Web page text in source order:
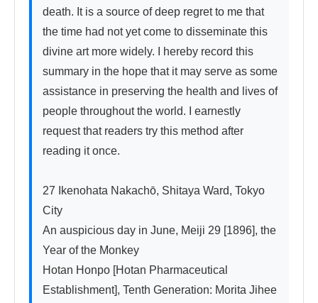
death. It is a source of deep regret to me that
the time had not yet come to disseminate this
divine art more widely. I hereby record this
summary in the hope that it may serve as some
assistance in preserving the health and lives of
people throughout the world. I earnestly
request that readers try this method after
reading it once.
27 Ikenohata Nakachō, Shitaya Ward, Tokyo
City
An auspicious day in June, Meiji 29 [1896], the
Year of the Monkey
Hotan Honpo [Hotan Pharmaceutical
Establishment], Tenth Generation: Morita Jihee